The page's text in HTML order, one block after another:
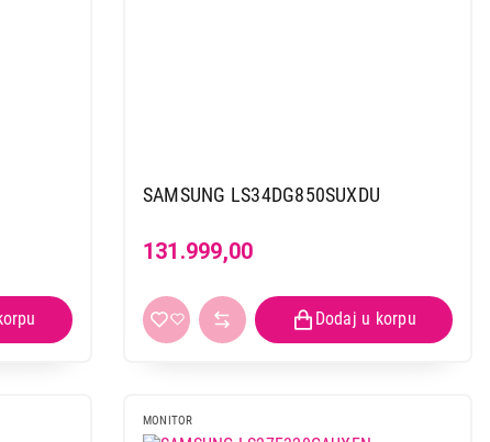
SAMSUNG LS34DG850SUXDU
131.999,00
MONITOR